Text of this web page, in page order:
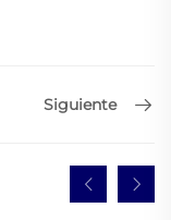
Siguiente